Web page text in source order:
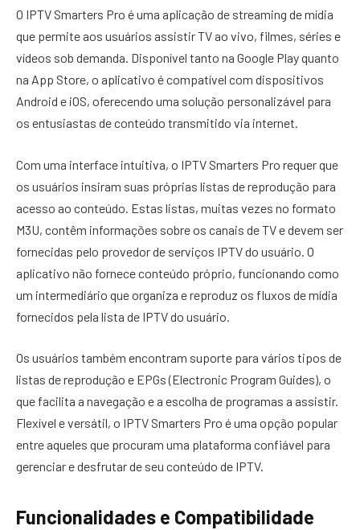
O IPTV Smarters Pro é uma aplicação de streaming de mídia
que permite aos usuários assistir TV ao vivo, filmes, séries e
vídeos sob demanda. Disponível tanto na Google Play quanto
na App Store, o aplicativo é compatível com dispositivos
Android e iOS, oferecendo uma solução personalizável para
os entusiastas de conteúdo transmitido via internet.
Com uma interface intuitiva, o IPTV Smarters Pro requer que
os usuários insiram suas próprias listas de reprodução para
acesso ao conteúdo. Estas listas, muitas vezes no formato
M3U, contêm informações sobre os canais de TV e devem ser
fornecidas pelo provedor de serviços IPTV do usuário. O
aplicativo não fornece conteúdo próprio, funcionando como
um intermediário que organiza e reproduz os fluxos de mídia
fornecidos pela lista de IPTV do usuário.
Os usuários também encontram suporte para vários tipos de
listas de reprodução e EPGs (Electronic Program Guides), o
que facilita a navegação e a escolha de programas a assistir.
Flexível e versátil, o IPTV Smarters Pro é uma opção popular
entre aqueles que procuram uma plataforma confiável para
gerenciar e desfrutar de seu conteúdo de IPTV.
Funcionalidades e Compatibilidade